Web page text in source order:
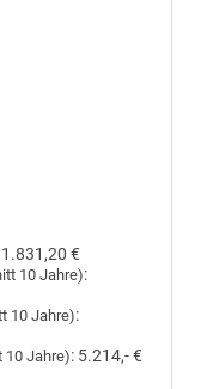
1.831,20 €
10 Jahre):
10 Jahre):
10 Jahre): 5.214,- €